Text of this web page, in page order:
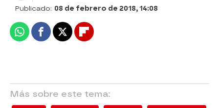
Publicado: 08 de febrero de 2018, 14:08
WhatsappFacebook
X Flipboard
Más sobre este tema: